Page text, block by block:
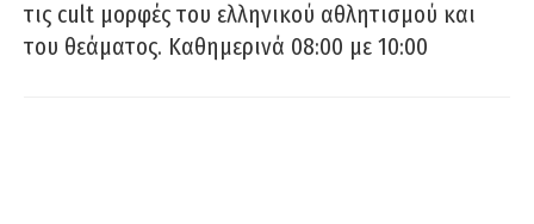
τις cult μορφές του ελληνικού αθλητισμού και
του θεάματος. Καθημερινά 08:00 με 10:00